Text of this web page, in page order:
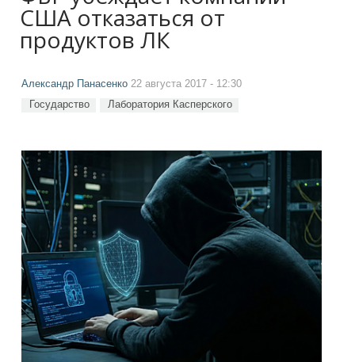
США отказаться от
продуктов ЛК
Александр Панасенко 22 августа 2017 - 12:30
Государство Лаборатория Касперского